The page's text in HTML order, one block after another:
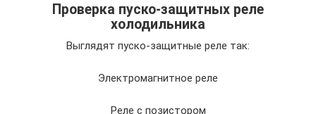
Проверка пуско-защитных реле
холодильника
Выглядят пуско-защитные реле так:
Электромагнитное реле
Реле с позистором